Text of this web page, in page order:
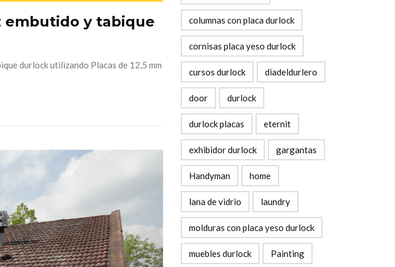
embutido y tabique
durlock utilizando Placas de 12,5 mm
columnas con placa durlock
cornisas placa yeso durlock
cursos durlock diadeldurlero
door durlock
durlock placas eternit
exhibidor durlock gargantas
Handyman home
lana de vidrio laundry
molduras con placa yeso durlock
muebles durlock Painting